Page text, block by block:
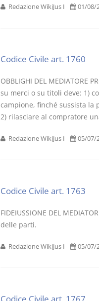
Redazione WikiJus I 01/08/
Codice Civile art. 1760
OBBLIGHI DEL MEDIATORE
su merci o su titoli deve: 1)
campione, finché sussista
2) rilasciare al compratore
Redazione WikiJus I 05/07/
Codice Civile art. 1763
FIDEIUSSIONE DEL
delle parti.
Redazione WikiJus I 05/07/